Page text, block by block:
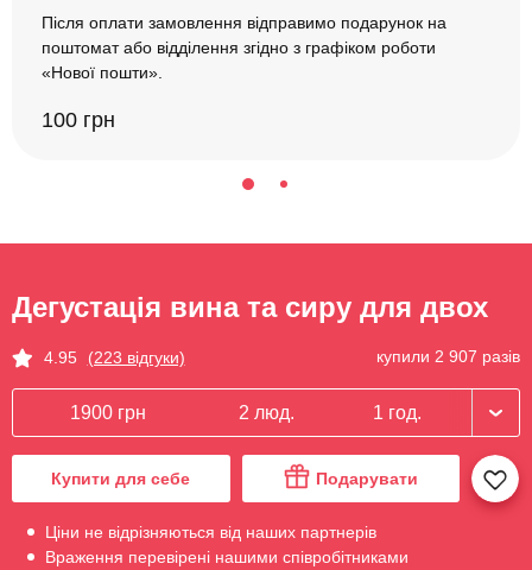
Після оплати замовлення відправимо подарунок на
поштомат або відділення згідно з графіком роботи
«Нової пошти».
100 грн
Дегустація вина та сиру для двох
4.95 (223 відгуки) купили 2 907 разів
1900 грн 2 люд. 1 год.
Купити для себе Подарувати
Ціни не відрізняються від наших партнерів
Враження перевірені нашими співробітниками